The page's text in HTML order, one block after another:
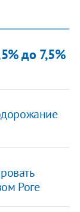
до 7,5%
Роге